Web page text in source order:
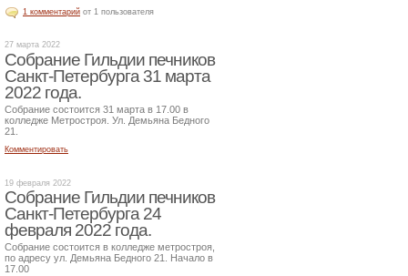
1 комментарий от 1 пользователя
27 марта 2022
Собрание Гильдии печников
Санкт-Петербурга 31 марта
2022 года.
Собрание состоится 31 марта в 17.00 в
колледже Метростроя. Ул. Демьяна Бедного
21.
Комментировать
19 февраля 2022
Собрание Гильдии печников
Санкт-Петербурга 24
февраля 2022 года.
Собрание состоится в колледже метростроя,
по адресу ул. Демьяна Бедного 21. Начало в
17.00